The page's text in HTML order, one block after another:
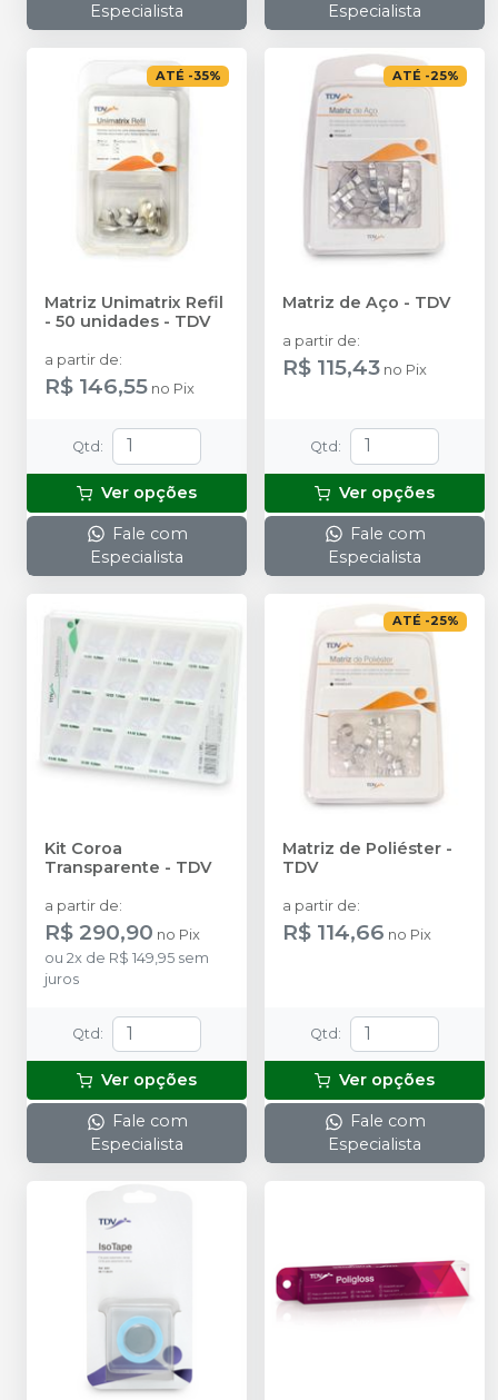
Especialista
Especialista
ATÉ -35%
Matriz Unimatrix Refil
- 50 unidades - TDV
a partir de:
R$ 146,55 no Pix
Qtd :
Ver opções
Fale com
Especialista
ATÉ -25%
Matriz de Aço - TDV
a partir de:
R$ 115,43 no Pix
Qtd :
Ver opções
Fale com
Especialista
Kit Coroa
Transparente - TDV
a partir de:
R$ 290,90 no Pix
ou 2x de R$ 149,95 sem
juros
Qtd :
Ver opções
Fale com
Especialista
ATÉ -25%
Matriz de Poliéster -
TDV
a partir de:
R$ 114,66 no Pix
Qtd :
Ver opções
Fale com
Especialista